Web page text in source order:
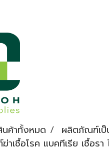
นค้าทั้งหมด
ผลิตภัณฑ์เ
าเชื้อโรค แบคทีเรีย เชื้อ